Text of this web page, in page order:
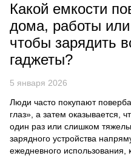
Какой емкости
дома, работы
чтобы зарядить
гаджеты?
5 января 2026
Люди часто покупают
глаз», а затем оказывается,
один раз или слишком
зарядного устройства
ежедневного использования,